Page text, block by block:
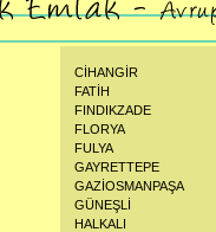
CİHANGİR
FATİH
FINDIKZADE
FLORYA
FULYA
GAYRETTEPE
GAZİOSMANPAŞA
GÜNEŞLİ
HALKALI